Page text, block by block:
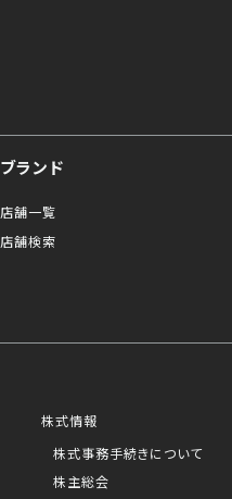
ブランド
店舗一覧
店舗検索
株式情報
株式事務手続きについて
株主総会